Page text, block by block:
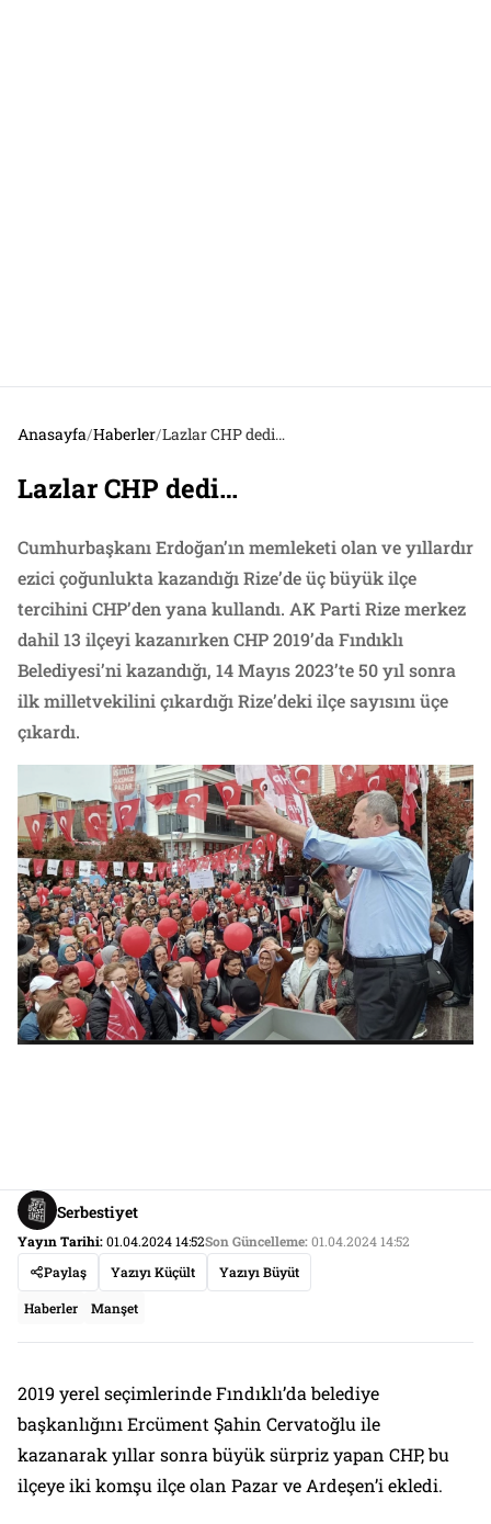
Anasayfa/Haberler/Lazlar CHP dedi…
Lazlar CHP dedi…
Cumhurbaşkanı Erdoğan’ın memleketi olan ve yıllardır
ezici çoğunlukta kazandığı Rize’de üç büyük ilçe
tercihini CHP’den yana kullandı. AK Parti Rize merkez
dahil 13 ilçeyi kazanırken CHP 2019’da Fındıklı
Belediyesi’ni kazandığı, 14 Mayıs 2023’te 50 yıl sonra
ilk milletvekilini çıkardığı Rize’deki ilçe sayısını üçe
çıkardı.
Serbestiyet
Yayın Tarihi:01.04.2024 14:52Son Güncelleme:01.04.2024 14:52
Paylaş
Yazıyı Küçült Yazıyı Büyüt
Haberler Manşet
2019 yerel seçimlerinde Fındıklı’da belediye
başkanlığını Ercüment Şahin Cervatoğlu ile
kazanarak yıllar sonra büyük sürpriz yapan CHP, bu
ilçeye iki komşu ilçe olan Pazar ve Ardeşen’i ekledi.